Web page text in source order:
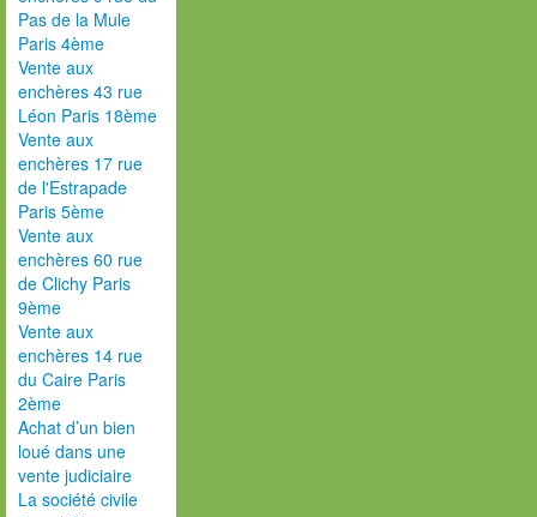
Pas de la Mule
Paris 4ème
Vente aux
enchères 43 rue
Léon Paris 18ème
Vente aux
enchères 17 rue
de l'Estrapade
Paris 5ème
Vente aux
enchères 60 rue
de Clichy Paris
9ème
Vente aux
enchères 14 rue
du Caire Paris
2ème
Achat d’un bien
loué dans une
vente judiciaire
La société civile